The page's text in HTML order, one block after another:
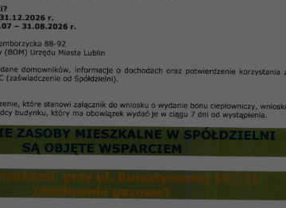
w dniu 16
–Bożena Zielińska
księgowego –Anna Kożuszek
inwestycji –Elżbieta Ożóg
Marta Rusinowicz